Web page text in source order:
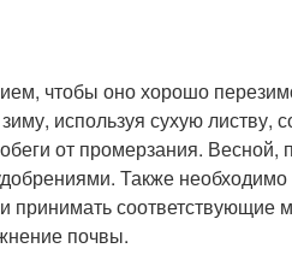
чтобы оно хорошо
используя сухую листву,
от промерзания. Весной,
Также необходимо
принимать соответствующие
почвы.